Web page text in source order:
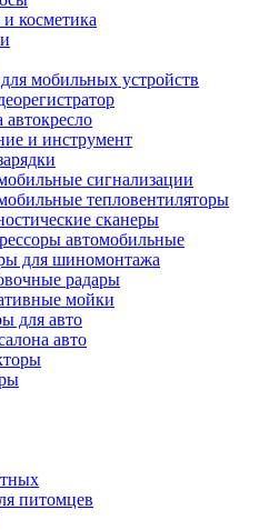
косметика
мобильных устройств
и инструмент
сигнализации
тепловентиляторы
сканеры
автомобильные
для шиномонтажа
радары
мойки
для авто
авто
питомцев